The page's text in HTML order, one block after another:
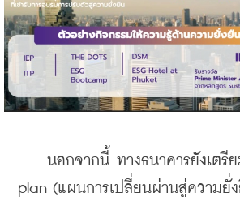
นอกจากนี้ ทางธนาคารยังเตรีย
plan (แผนการเปลี่ยนผ่านสู่ความยั่